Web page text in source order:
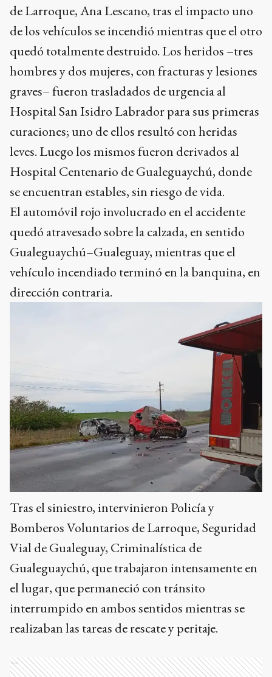
de Larroque, Ana Lescano, tras el impacto uno
de los vehículos se incendió mientras que el otro
quedó totalmente destruido. Los heridos –tres
hombres y dos mujeres, con fracturas y lesiones
graves– fueron trasladados de urgencia al
Hospital San Isidro Labrador para sus primeras
curaciones; uno de ellos resultó con heridas
leves. Luego los mismos fueron derivados al
Hospital Centenario de Gualeguaychú, donde
se encuentran estables, sin riesgo de vida.
El automóvil rojo involucrado en el accidente
quedó atravesado sobre la calzada, en sentido
Gualeguaychú–Gualeguay, mientras que el
vehículo incendiado terminó en la banquina, en
dirección contraria.
Tras el siniestro, intervinieron Policía y
Bomberos Voluntarios de Larroque, Seguridad
Vial de Gualeguay, Criminalística de
Gualeguaychú, que trabajaron intensamente en
el lugar, que permaneció con tránsito
interrumpido en ambos sentidos mientras se
realizaban las tareas de rescate y peritaje.
Ads